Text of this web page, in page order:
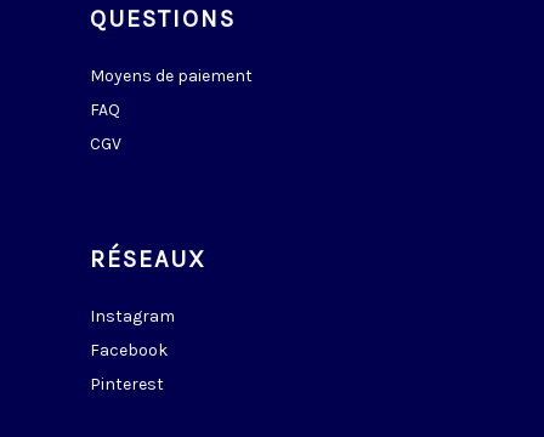
QUESTIONS
Moyens de paiement
FAQ
CGV
RÉSEAUX
Instagram
Facebook
Pinterest